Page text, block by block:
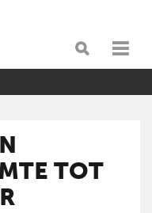
TOT